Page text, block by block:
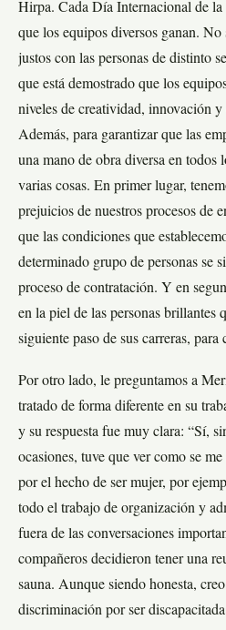
Hirpa. Cada Día Internacional de
que los equipos diversos ganan. No
justos con las personas de distinto
que está demostrado que los
niveles de creatividad, innovación
Además, para garantizar que las
una mano de obra diversa en todos
varias cosas. En primer lugar,
prejuicios de nuestros procesos de
que las condiciones que
determinado grupo de personas se
proceso de contratación. Y en
en la piel de las personas brillantes
siguiente paso de sus carreras,
Por otro lado, le preguntamos a
tratado de forma diferente en su
y su respuesta fue muy clara: “Sí,
ocasiones, tuve que ver como se
por el hecho de ser mujer, por
todo el trabajo de organización y
fuera de las conversaciones
compañeros decidieron tener una
sauna. Aunque siendo honesta,
discriminación por ser